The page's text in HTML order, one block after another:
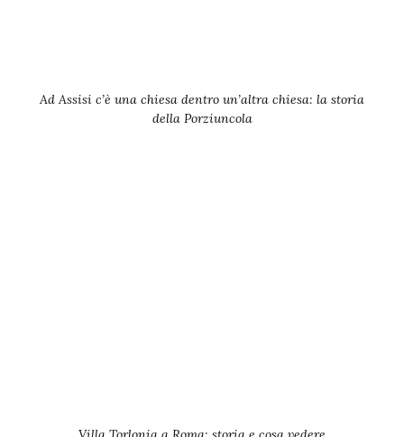
Ad Assisi c’è una chiesa dentro un’altra chiesa: la storia
della Porziuncola